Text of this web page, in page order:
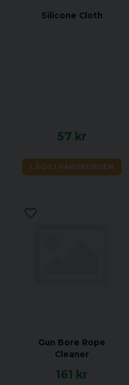
Silicone Cloth
57 kr
LÄGG I VARUKORGEN
Gun Bore Rope
Cleaner
161 kr